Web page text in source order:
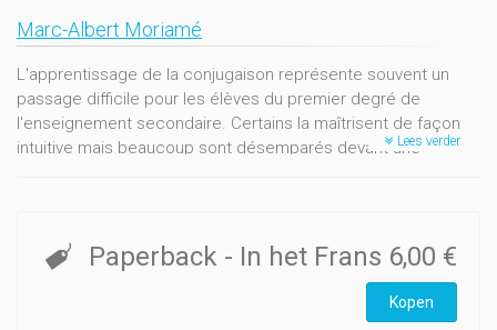
Marc-Albert Moriamé
L'apprentissage de la conjugaison représente souvent un
passage difficile pour les élèves du premier degré de
l'enseignement secondaire. Certains la maîtrisent de façon
intuitive mais beaucoup sont désemparés devant une
Méthode et exercices simplifient largement l'apprentissage
de la conjugison, en utilisant les techiques d'imprégnation -
présentation "en mandalas" - et en construisant la forme
verbale plutôt qu'en la restituant par un recours à une
Lees verder
Paperback - In het Frans 6,00 €
Kopen